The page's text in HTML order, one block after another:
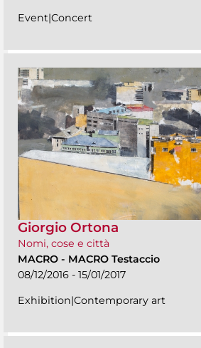
Event|Concert
Giorgio Ortona
Nomi, cose e città
MACRO - MACRO Testaccio
08/12/2016 - 15/01/2017
Exhibition|Contemporary art